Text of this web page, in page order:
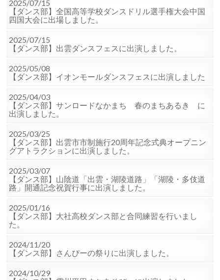
2025/07/15
【ダンス部】全国高等学校ダンスドリル選手権大会中国
四国大会に出場しました。
2025/07/15
【ダンス部】出雲ダンスフェスに出演しました。
2025/05/08
【ダンス部】イオンモールダンスフェスに出演しました
2025/04/03
【ダンス部】サンロードなかまち 春のまちあるき に
出演しました。
2025/03/25
【ダンス部】出雲市市制施行20周年記念式典オープニン
グアトラクションに出演しました。
2025/03/07
【ダンス部】山陰道「出雲・湖陵道路」「湖陵・多伎道
路」開通記念祝賀行事に出演しました。
2025/01/16
【ダンス部】大社高校ダンス部と合同練習を行いまし
た。
2024/11/20
【ダンス部】さんぴーの祭りに出演しました。
2024/10/29